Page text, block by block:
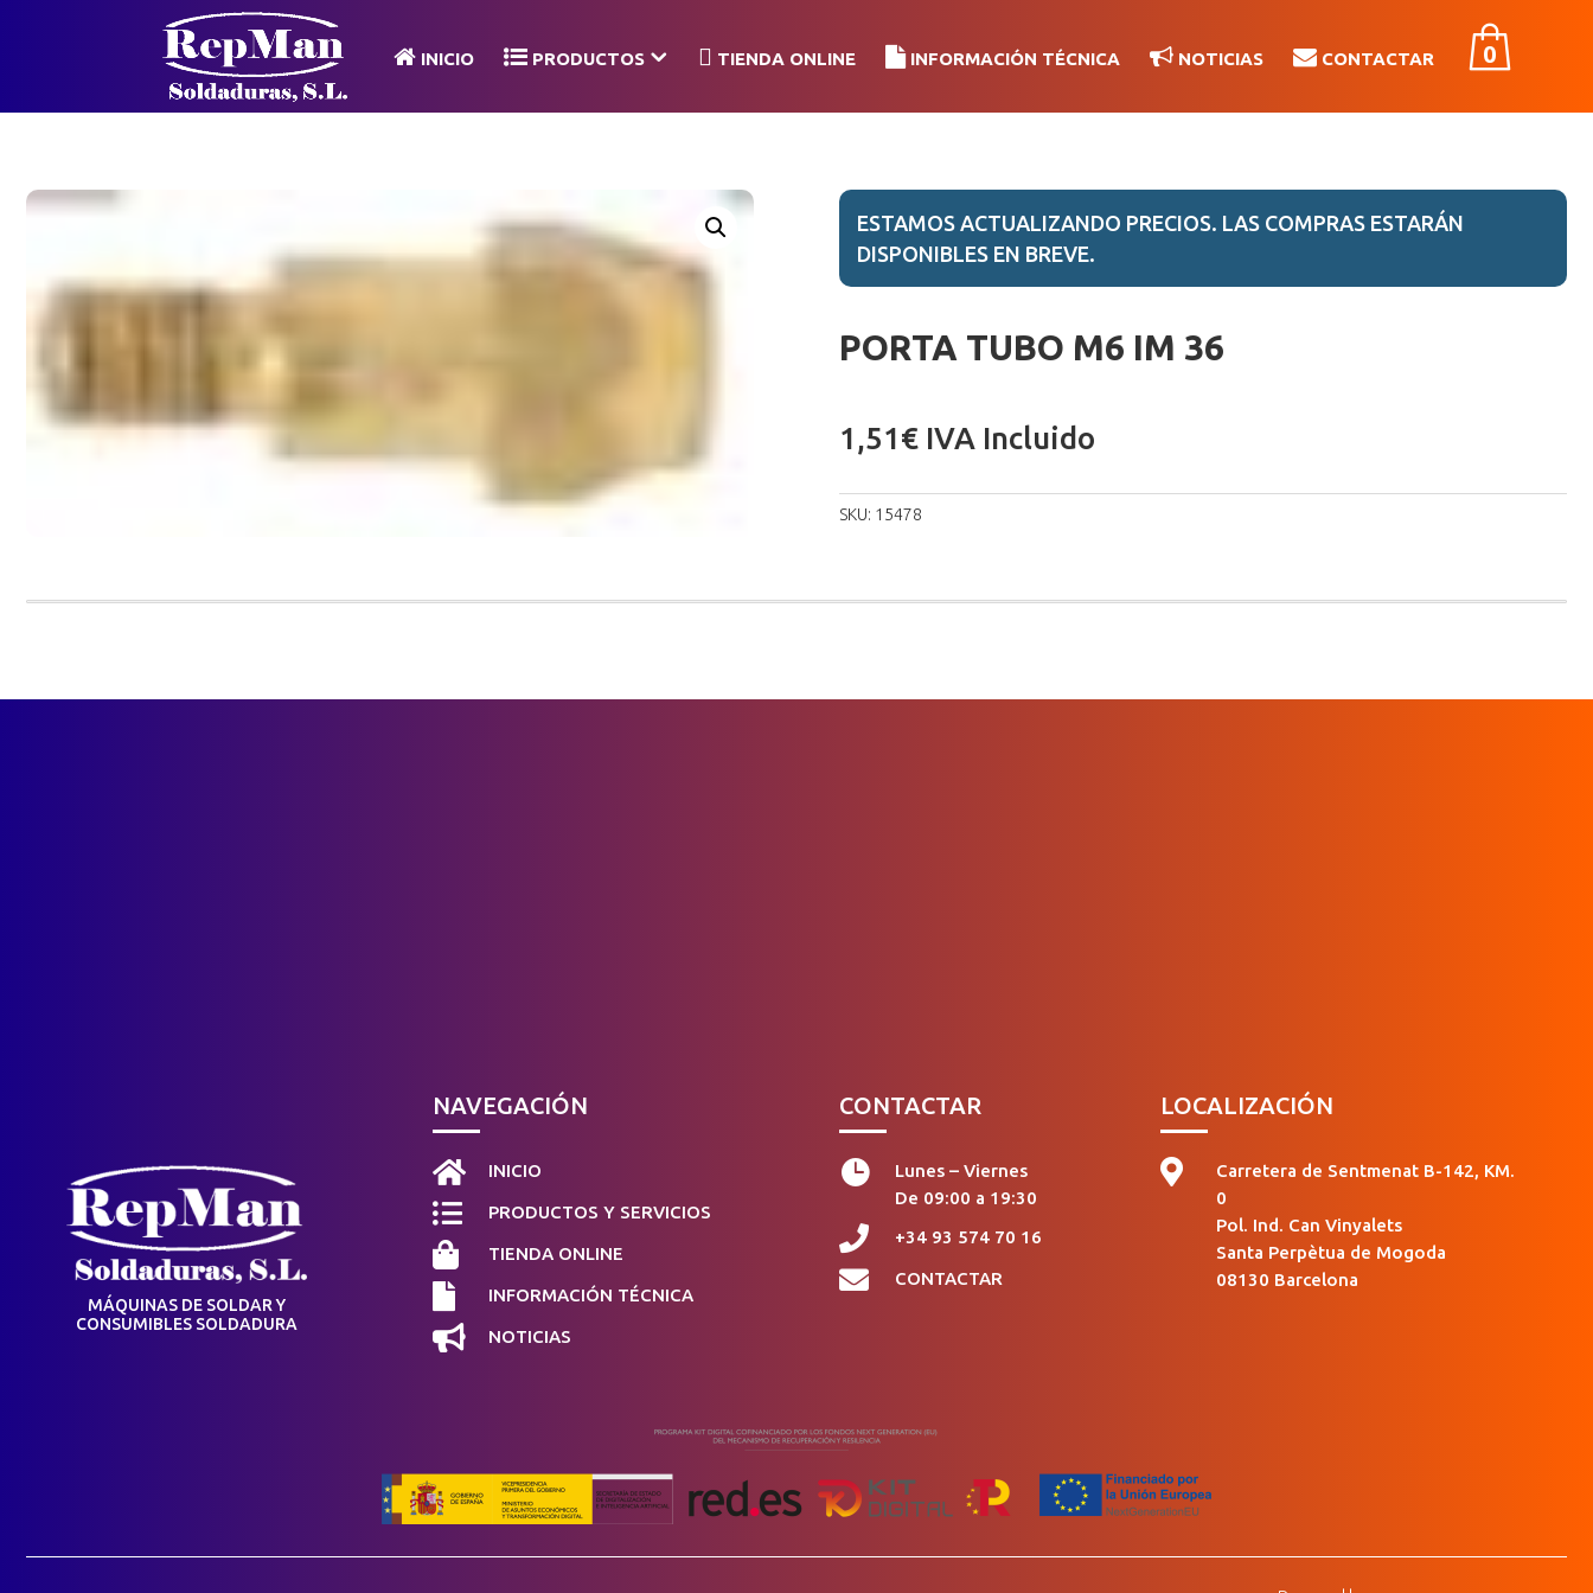
INICIO PRODUCTOS TIENDA ONLINE INFORMACIÓN TÉCNICA NOTICIAS CONTACTAR
ESTAMOS ACTUALIZANDO PRECIOS. LAS COMPRAS ESTARÁN
DISPONIBLES EN BREVE.
PORTA TUBO M6 IM 36
1,51€ IVA Incluido
SKU: 15478
MÁQUINAS DE SOLDAR Y
CONSUMIBLES SOLDADURA
NAVEGACIÓN
 INICIO
 PRODUCTOS Y SERVICIOS
 TIENDA ONLINE
 INFORMACIÓN TÉCNICA
 NOTICIAS
CONTACTAR

Lunes – Viernes
De 09:00 a 19:30
 +34 93 574 70 16
 CONTACTAR
LOCALIZACIÓN

Carretera de Sentmenat B-142, KM.
0
Pol. Ind. Can Vinyalets
Santa Perpètua de Mogoda
08130 Barcelona
0